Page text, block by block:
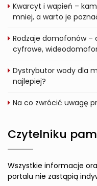
Kwarcyt i wapień –
mniej, a warto je
Rodzaje domofonów –
cyfrowe,
Dystrybutor wody dla
najlepiej?
Na co zwrócić uwagę
Czytelniku
Wszystkie informacje
portalu nie zastąpią